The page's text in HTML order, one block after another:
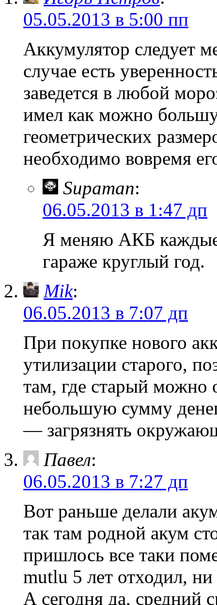
05.05.2013 в 5:00 пп
Аккумулятор следует
случае есть
заведется в любой
имел как можно
геометрических
необходимо вовремя
Supaman:
06.05.2013 в 1:47 дп
Я меняю АКБ
гараже круглый год.
Mik:
06.05.2013 в 7:07 дп
При покупке нового
утилизации старого,
там, где старый можно
небольшую сумму
— загрязнять
Павел:
06.05.2013 в 7:27 дп
Вот раньше делали
так там родной акум
пришлось все таки
mutlu 5 лет отходил, ни
А сегодня да, средний